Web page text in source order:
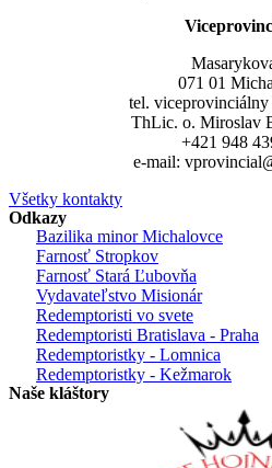
071 01
tel. viceprovinciálny
ThLic. o. Miroslav
+421 948
e-mail:
Všetky kontakty
Odkazy
Bazilika minor Michalovce
Farnosť Stropkov
Farnosť Stará Ľubovňa
Vydavateľstvo Misionár
Redemptoristi vo svete
Redemptoristi Bratislava - Praha
Redemptoristky - Lomnica
Redemptoristky - Kežmarok
Naše kláštory